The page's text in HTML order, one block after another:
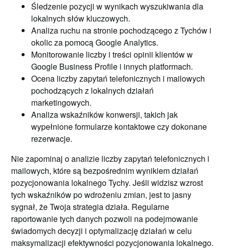
Śledzenie pozycji w wynikach wyszukiwania dla
lokalnych słów kluczowych.
Analiza ruchu na stronie pochodzącego z Tychów i
okolic za pomocą Google Analytics.
Monitorowanie liczby i treści opinii klientów w
Google Business Profile i innych platformach.
Ocena liczby zapytań telefonicznych i mailowych
pochodzących z lokalnych działań
marketingowych.
Analiza wskaźników konwersji, takich jak
wypełnione formularze kontaktowe czy dokonane
rezerwacje.
Nie zapominaj o analizie liczby zapytań telefonicznych i
mailowych, które są bezpośrednim wynikiem działań
pozycjonowania lokalnego Tychy. Jeśli widzisz wzrost
tych wskaźników po wdrożeniu zmian, jest to jasny
sygnał, że Twoja strategia działa. Regularne
raportowanie tych danych pozwoli na podejmowanie
świadomych decyzji i optymalizację działań w celu
maksymalizacji efektywności pozycjonowania lokalnego.